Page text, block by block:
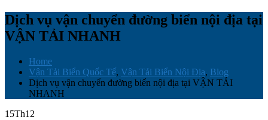
Dịch vụ vận chuyển đường biển nội địa tại
VẬN TẢI NHANH
Home
Vận Tải Biển Quốc Tế, Vận Tải Biển Nội Địa, Blog
Dịch vụ vận chuyển đường biển nội địa tại VẬN TẢI
NHANH
15Th12